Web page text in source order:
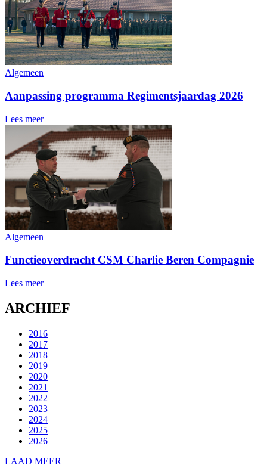
Algemeen
Aanpassing programma Regimentsjaardag 2026
Lees meer
Algemeen
Functieoverdracht CSM Charlie Beren Compagnie
Lees meer
ARCHIEF
2016
2017
2018
2019
2020
2021
2022
2023
2024
2025
2026
LAAD MEER